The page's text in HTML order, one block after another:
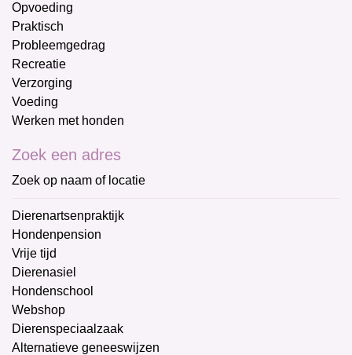
Opvoeding
Praktisch
Probleemgedrag
Recreatie
Verzorging
Voeding
Werken met honden
Zoek een adres
Zoek op naam of locatie
Dierenartsenpraktijk
Hondenpension
Vrije tijd
Dierenasiel
Hondenschool
Webshop
Dierenspeciaalzaak
Alternatieve geneeswijzen